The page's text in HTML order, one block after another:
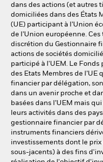
dans des actions (et autres
domiciliées dans des États
(UE) participant à l’Union
de l’Union européenne.
discrétion du Gestionnaire
actions de sociétés
participé à l'UEM. Le
des Etats Membres de l’UE
financier par délégation,
dans un avenir proche et
basées dans l’UEM mais
leurs activités dans des
gestionnaire financier par
instruments financiers
investissements dont le
sous-jacents) à des fins